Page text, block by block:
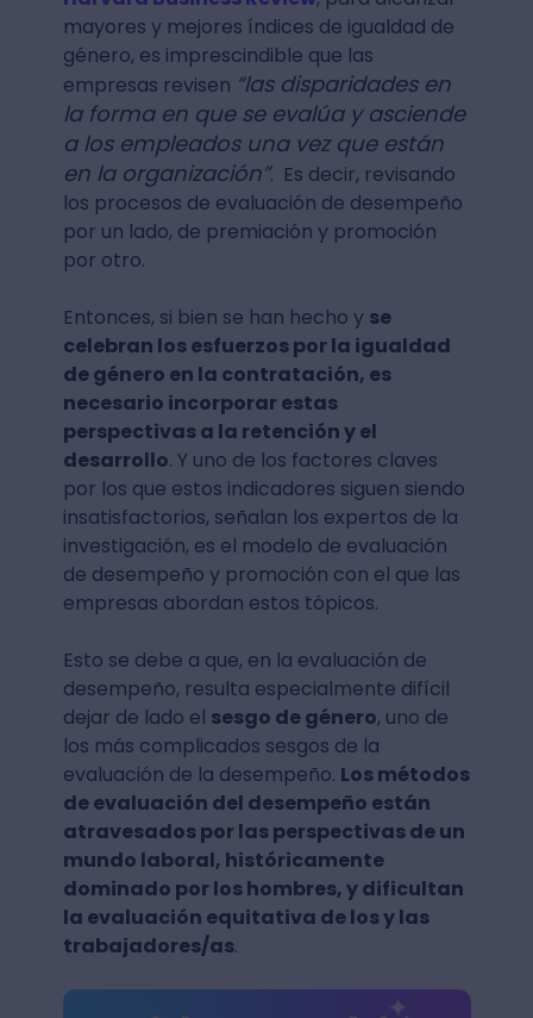
mayores y mejores índices de igualdad de
género, es imprescindible que las
empresas revisen “las disparidades en
la forma en que se evalúa y asciende
a los empleados una vez que están
en la organización”. Es decir, revisando
los procesos de evaluación de desempeño
por un lado, de premiación y promoción
por otro.
Entonces, si bien se han hecho y se
celebran los esfuerzos por la igualdad
de género en la contratación, es
necesario incorporar estas
perspectivas a la retención y el
desarrollo. Y uno de los factores claves
por los que estos indicadores siguen siendo
insatisfactorios, señalan los expertos de la
investigación, es el modelo de evaluación
de desempeño y promoción con el que las
empresas abordan estos tópicos.
Esto se debe a que, en la evaluación de
desempeño, resulta especialmente difícil
dejar de lado el sesgo de género, uno de
los más complicados sesgos de la
evaluación de la desempeño. Los métodos
de evaluación del desempeño están
atravesados por las perspectivas de un
mundo laboral, históricamente
dominado por los hombres, y dificultan
la evaluación equitativa de los y las
trabajadores/as.